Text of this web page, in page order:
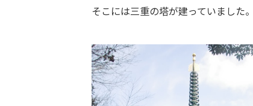
そこには三重の塔が建っていました。